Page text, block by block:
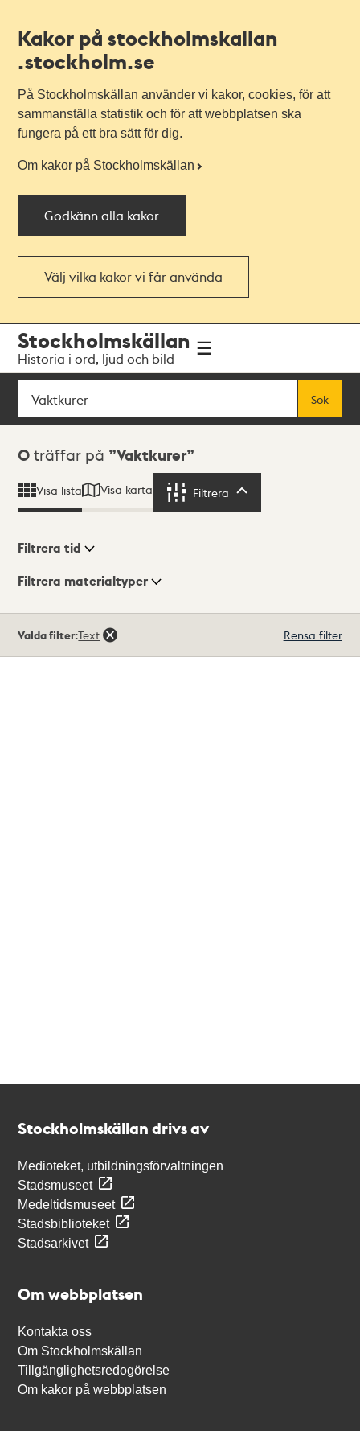
Kakor på stockholmskallan
.stockholm.se
På Stockholmskällan använder vi kakor, cookies, för att
sammanställa statistik och för att webbplatsen ska
fungera på ett bra sätt för dig.
Om kakor på Stockholmskällan
Godkänn alla kakor
Välj vilka kakor vi får använda
navigationen
huvudinnehållet
Stockholmskällan
Historia i ord, ljud och bild
Sök
Sök
Sökresultat
0 träffar på Vaktkurer
Visa lista Visa karta Filtrera
Visningsläge
Filtrera tid
Filtrera materialtyper
träffar
Valda filter:Text Rensa filter
Stockholmskällan drivs av
Medioteket, utbildningsförvaltningen
Stadsmuseet
Medeltidsmuseet
Stadsbiblioteket
Stadsarkivet
Om webbplatsen
Kontakta oss
Om Stockholmskällan
Tillgänglighetsredogörelse
Om kakor på webbplatsen